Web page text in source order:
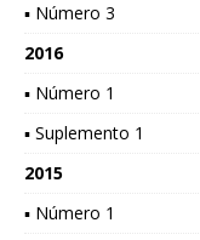
▪ Número 3
2016
▪ Número 1
▪ Suplemento 1
2015
▪ Número 1